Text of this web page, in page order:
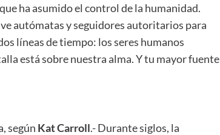
ha asumido el control de la humanidad.
autómatas y seguidores autoritarios para
líneas de tiempo: los seres humanos
está sobre nuestra alma. Y tu mayor fuente
según Kat Carroll.- Durante siglos, la